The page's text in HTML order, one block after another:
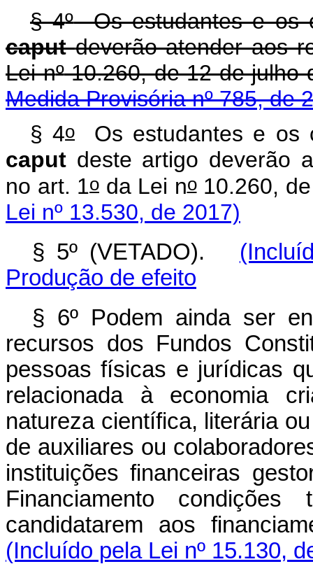
§ 4ºOs estudantes e os
caputdeverão atender aos
Lei nº10.260, de 12
Medida Provisória nº 785, de
§ 4oOs estudantes e os
caput deste artigo deverão
no art. 1o da Lei no10.260,
Lei nº 13.530, de 2017)
§ 5º (VETADO).
Produção de efeito
§ 6º Podem ainda ser
recursos dos Fundos
pessoas físicas e jurídicas
relacionada à economia
natureza científica, literária
de auxiliares ou
instituições financeiras
Financiamento
candidatarem aos
(Incluído pela Lei nº 15.130,